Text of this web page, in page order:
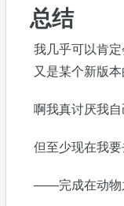
总结
我几乎可以肯定
又是某个新版本
啊我真讨厌我自
但至少现在我要
——完成在动物